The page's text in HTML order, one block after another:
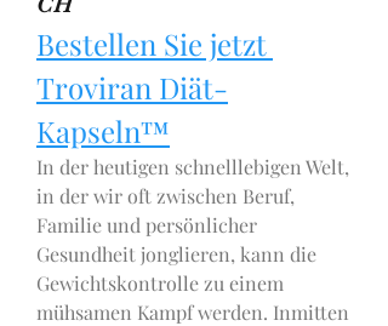
Bestellen Sie jetzt
Troviran Diät-
Kapseln™
In der heutigen schnelllebigen Welt,
in der wir oft zwischen Beruf,
Familie und persönlicher
Gesundheit jonglieren, kann die
Gewichtskontrolle zu einem
mühsamen Kampf werden. Inmitten